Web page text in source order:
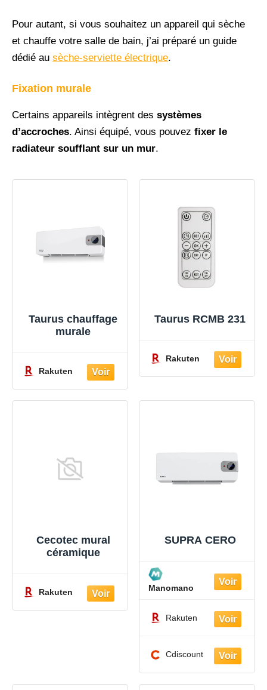
Pour autant, si vous souhaitez un appareil qui sèche
et chauffe votre salle de bain, j’ai préparé un guide
dédié au sèche-serviette électrique.
Fixation murale
Certains appareils intègrent des systèmes
d’accroches. Ainsi équipé, vous pouvez fixer le
radiateur soufflant sur un mur.
Taurus chauffage
murale
Rakuten
Taurus RCMB 231
Rakuten
Cecotec mural
céramique
Rakuten
SUPRA CERO
Manomano
Rakuten
Cdiscount